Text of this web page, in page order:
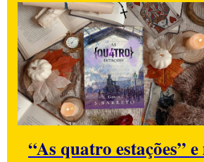
“As quatro estações”